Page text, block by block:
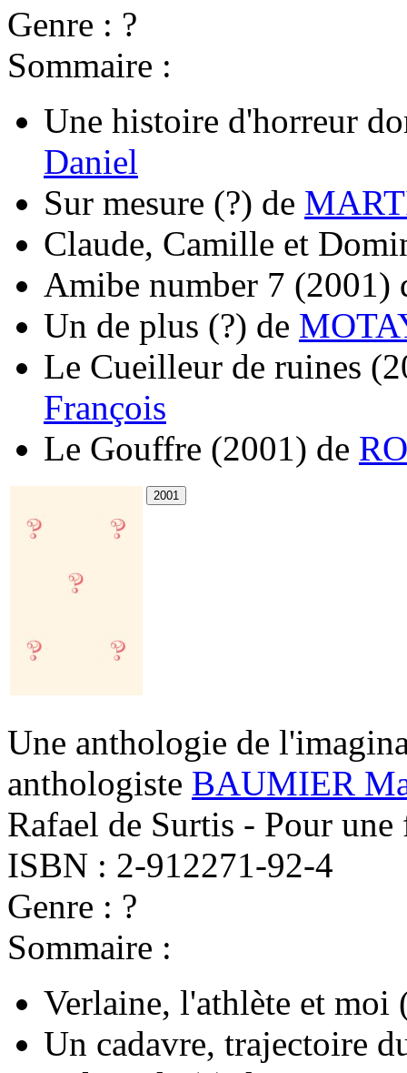
Genre : ?
Sommaire :
Une histoire d'horreur
Daniel
Sur mesure (?) de
Claude, Camille et
Amibe number 7 (2001)
Un de plus (?) de
Le Cueilleur de ruines
François
Le Gouffre (2001) de
Une anthologie de
anthologiste BAUMIER
Rafael de Surtis - Pour
ISBN : 2-912271-92-4
Genre : ?
Sommaire :
Verlaine, l'athlète et moi
Un cadavre, trajectoire